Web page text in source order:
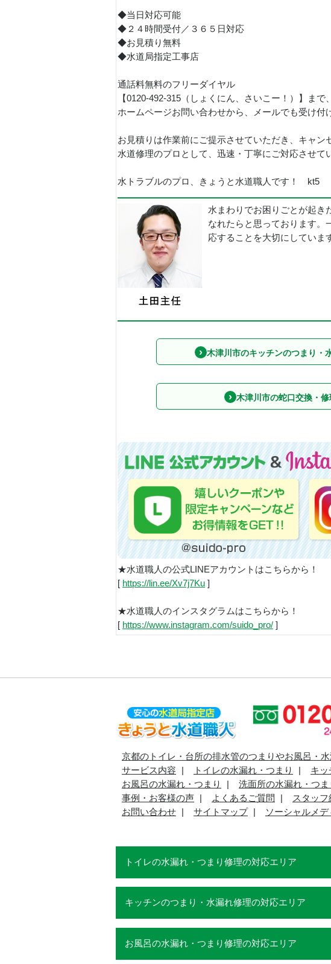
◆当日対応可能
◆２４時間受付／３６５日対応
◆お見積り無料
◆水道局指定工事店
通話料無料のフリーダイヤル
【0120-492-315（しょくにん、さいこー！）】まで
ホームページお問い合わせから、メールでも受け付
お見積りは作業前にご提示させていただき、キャン
水道修理のプロとして、迅速・丁寧にご対応させて
水トラブルのプロ、きょうと水道職人です！ kt5
水まわりでお困りごとが起き
なれたらと思っております。
応することを大切にしていま
木津川市のキッチンのつまり・
木津川市の蛇口交換・
★水道職人の公式LINEアカウントはこちらから！
[ https://lin.ee/Xv7j7Ku ]
★水道職人のインスタグラムはこちらから！
[ https://www.instagram.com/suido_pro/ ]
京都のトイレ・台所の排水管のつまりやお風呂・
サービス内容
トイレの水漏れ・つまり
キッ
お風呂の水漏れ・つまり
洗面所の水漏れ・つま
事例・お客様の声
よくあるご質問 スタッフ
お問い合わせ
サイトマップ ソーシャルメ
トイレの水漏れ・つまり修理の対応エリア
キッチンのつまり・水漏れ修理の対応エリア
お風呂の水漏れ・つまり修理の対応エリア